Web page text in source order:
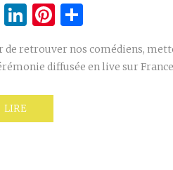
Twitter
LinkedIn
Pinterest
retrouver nos comédiens,
diffusée en live sur
LIRE